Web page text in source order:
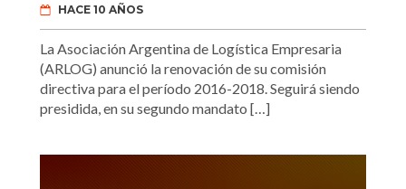
HACE 10 AÑOS
La Asociación Argentina de Logística Empresaria
(ARLOG) anunció la renovación de su comisión
directiva para el período 2016-2018. Seguirá siendo
presidida, en su segundo mandato […]